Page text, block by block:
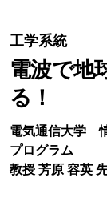
工学系統
電波で地
る！
電気通信大学
プログラム
教授 芳原 容英